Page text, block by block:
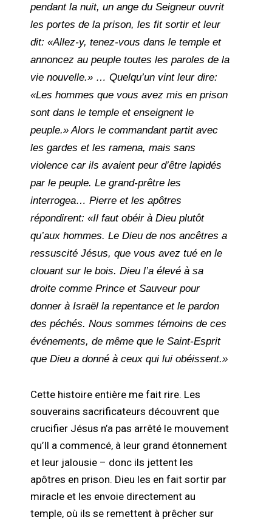
pendant la nuit, un ange du Seigneur ouvrit
les portes de la prison, les fit sortir et leur
dit: «Allez-y, tenez-vous dans le temple et
annoncez au peuple toutes les paroles de la
vie nouvelle.» … Quelqu’un vint leur dire:
«Les hommes que vous avez mis en prison
sont dans le temple et enseignent le
peuple.» Alors le commandant partit avec
les gardes et les ramena, mais sans
violence car ils avaient peur d’être lapidés
par le peuple. Le grand-prêtre les
interrogea… Pierre et les apôtres
répondirent: «Il faut obéir à Dieu plutôt
qu’aux hommes. Le Dieu de nos ancêtres a
ressuscité Jésus, que vous avez tué en le
clouant sur le bois. Dieu l’a élevé à sa
droite comme Prince et Sauveur pour
donner à Israël la repentance et le pardon
des péchés. Nous sommes témoins de ces
événements, de même que le Saint-Esprit
que Dieu a donné à ceux qui lui obéissent.»
Cette histoire entière me fait rire. Les
souverains sacrificateurs découvrent que
crucifier Jésus n’a pas arrêté le mouvement
qu’Il a commencé, à leur grand étonnement
et leur jalousie – donc ils jettent les
apôtres en prison. Dieu les en fait sortir par
miracle et les envoie directement au
temple, où ils se remettent à prêcher sur